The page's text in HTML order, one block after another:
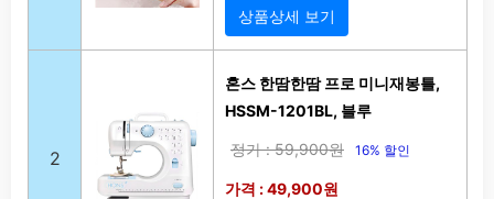
상품상세 보기
2
혼스 한땀한땀 프로 미니재봉틀,
HSSM-1201BL, 블루
정가 : 59,900원 16% 할인
가격 : 49,900원